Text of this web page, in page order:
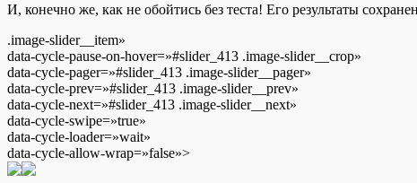
И, конечно же, как не обойтись без теста! Его результаты
.image-slider__item»
data-cycle-pause-on-hover=»#slider_413 .image-slider__crop»
data-cycle-pager=»#slider_413 .image-slider__pager»
data-cycle-prev=»#slider_413 .image-slider__prev»
data-cycle-next=»#slider_413 .image-slider__next»
data-cycle-swipe=»true»
data-cycle-loader=»wait»
data-cycle-allow-wrap=»false»>